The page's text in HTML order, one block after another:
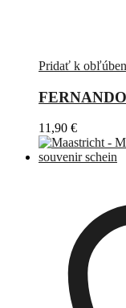
Pridať k
11,90 €